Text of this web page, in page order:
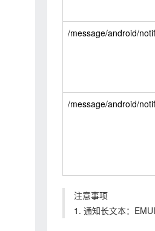
/message/android/
/message/android/
注意事项
1. 通知长文本：